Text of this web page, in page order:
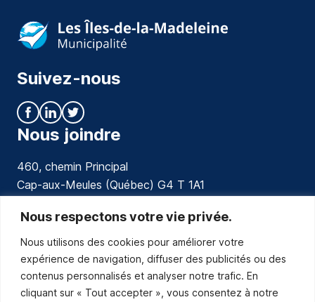
Nous respectons votre vie privée.
Nous utilisons des cookies pour améliorer votre
expérience de navigation, diffuser des publicités ou des
contenus personnalisés et analyser notre trafic. En
cliquant sur « Tout accepter », vous consentez à notre
Suivez-nous
Nous joindre
460, chemin Principal
Cap-aux-Meules (Québec) G4 T 1A1
communications@muniles.ca
418 986-3100
Composez le 1 en tout temps pour toutes urgences.
Abonnez-vous